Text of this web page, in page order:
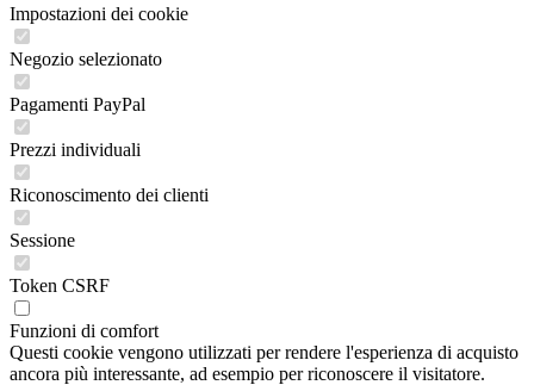
Impostazioni dei cookie
Negozio selezionato
Pagamenti PayPal
Prezzi individuali
Riconoscimento dei clienti
Sessione
Token CSRF
Funzioni di comfort
Questi cookie vengono utilizzati per rendere l'esperienza di acquisto
ancora più interessante, ad esempio per riconoscere il visitatore.